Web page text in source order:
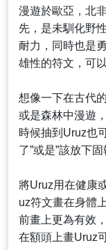
漫遊於歐亞，北
先，是未馴化野
耐力，同時也是
雄性的符文，可
想像一下在古代
或是森林中漫遊
時候抽到Uruz也
了”或是”該放下
將Uruz用在健康
uz符文畫在身體
前畫上更為有效
在額頭上畫Uruz